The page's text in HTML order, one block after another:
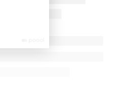
lutte anti-gaspillage, la